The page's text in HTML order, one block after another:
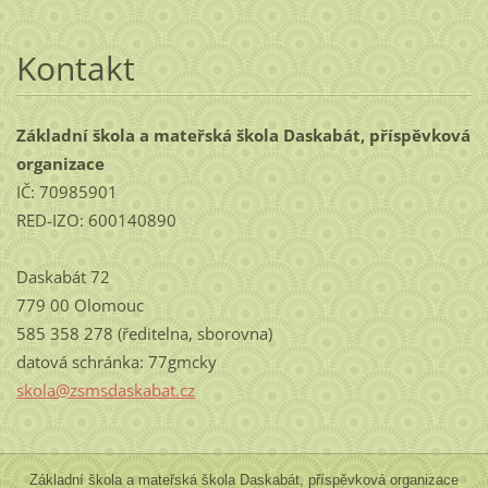
Kontakt
Základní škola a mateřská škola Daskabát, příspěvková
organizace
IČ: 70985901
RED-IZO: 600140890
Daskabát 72
779 00 Olomouc
585 358 278 (ředitelna, sborovna)
datová schránka: 77gmcky
skola@zsmsdaskabat.cz
Základní škola a mateřská škola Daskabát, příspěvková organizace